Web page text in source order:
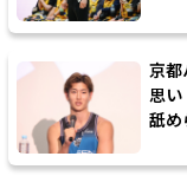
京都
思
舐め